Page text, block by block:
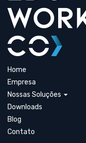
Home
Empresa
Nossas Soluções
Downloads
Blog
Contato